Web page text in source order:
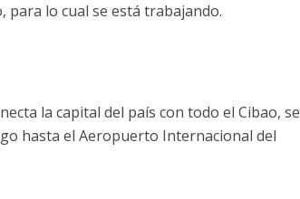
para lo cual se está trabajando.
la capital del país con todo el Cibao, se
hasta el Aeropuerto Internacional del